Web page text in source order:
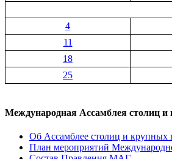
4
11
18
25
Международная Ассамблея столиц и
Об Ассамблее столиц и
План мероприятий